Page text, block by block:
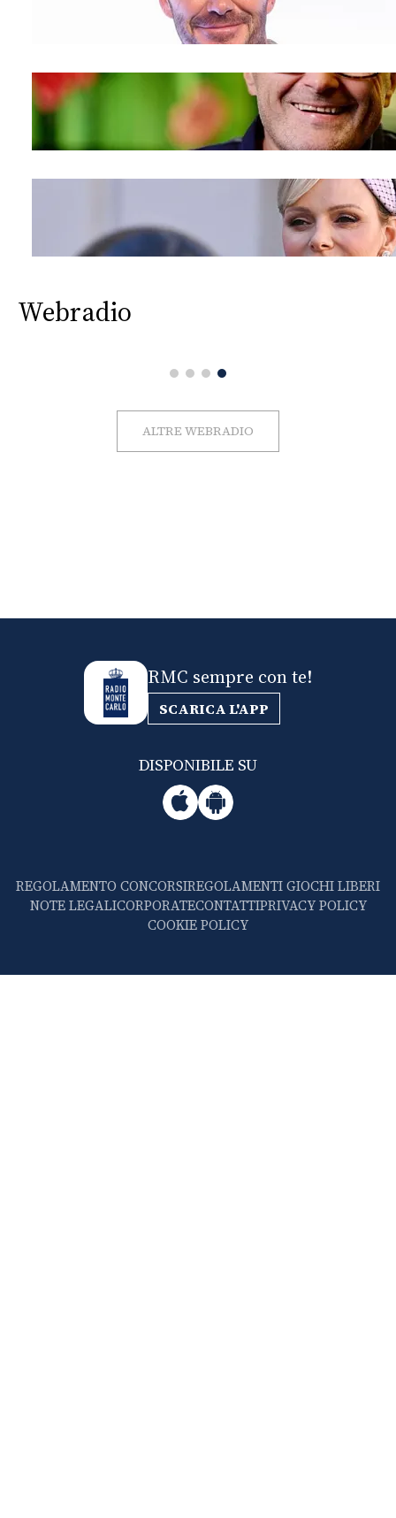
Webradio
ALTRE WEBRADIO
RMC sempre con te!
SCARICA L'APP
DISPONIBILE SU
REGOLAMENTO CONCORSIREGOLAMENTI GIOCHI LIBERI
NOTE LEGALICORPORATECONTATTIPRIVACY POLICY
COOKIE POLICY